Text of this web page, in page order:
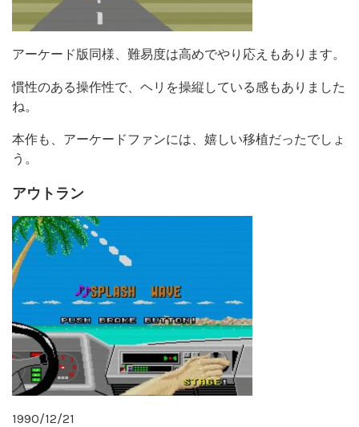
アーケード版同様、難易度は高めでやり応えもあります。
慣性のある操作性で、ヘリを操縦している感もありました
ね。
本作も、アーケードファンには、嬉しい移植だったでしょ
う。
アウトラン
1990/12/21